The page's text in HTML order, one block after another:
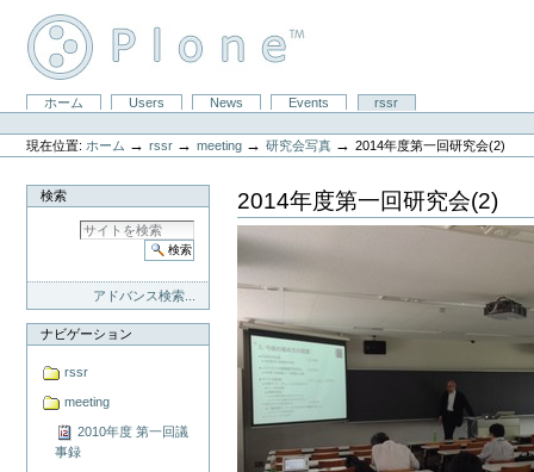
|
シ
ョ
ホーム Users News Events
rssr
ー
ソ
現在位置: ホーム →rssr →meeting →研究会写真 →2014年度第一回研究会(2)
検索
アドバンス検索...
ナビゲーション
rssr
meeting
2010年度 第一回議
事録
2014年度第一回研究会(2)